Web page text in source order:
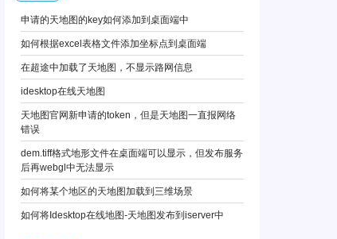
申请的天地图的key如何添加到桌面端中
如何根据excel表格文件添加坐标点到桌面端
在超途中加载了天地图，不显示路网信息
idesktop在线天地图
天地图官网新申请的token，但是天地图一直报网络
错误
dem.tiff格式地形文件在桌面端可以显示，但发布服务
后再webgl中无法显示
如何将某个地区的天地图加载到三维场景
如何将Idesktop在线地图-天地图发布到iserver中